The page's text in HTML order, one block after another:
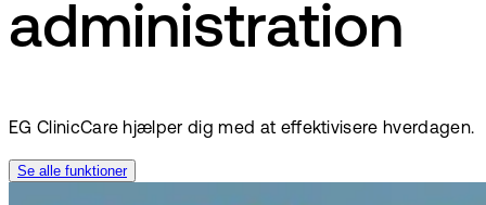
administration
EG ClinicCare hjælper dig med at effektivisere hverdagen.
Se alle funktioner